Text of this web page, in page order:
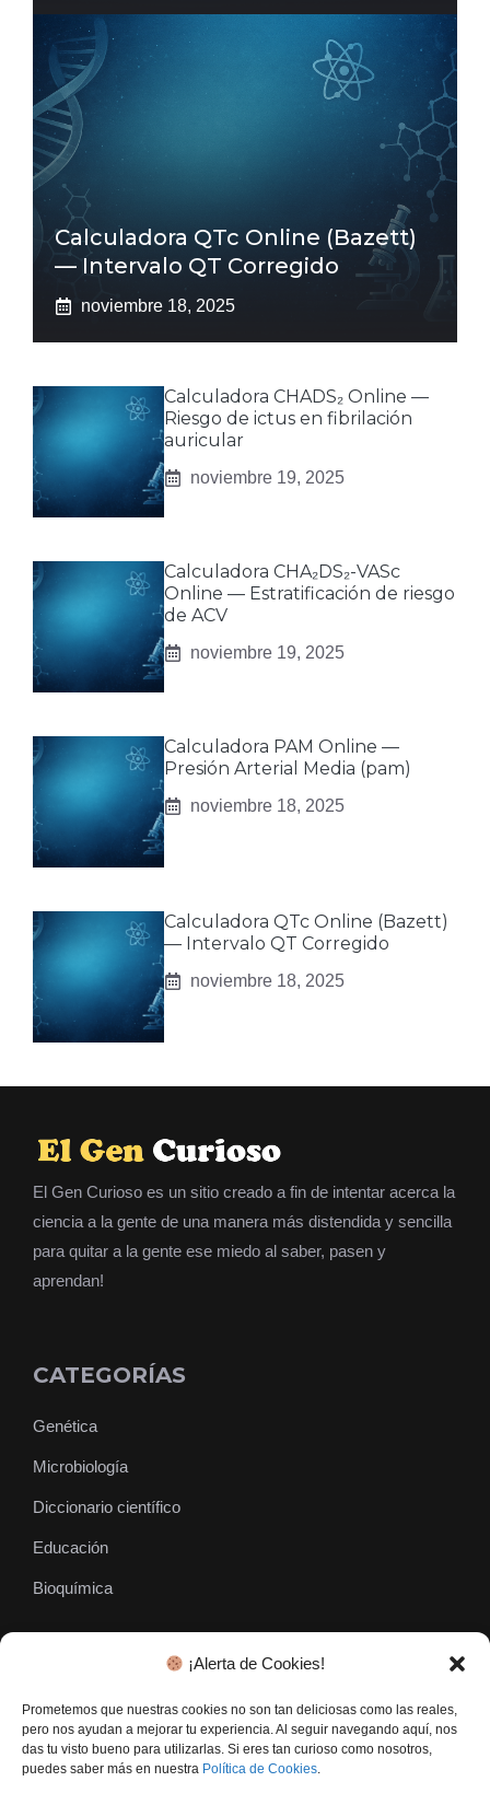
¡Alerta de Cookies!
Prometemos que nuestras cookies no son tan deliciosas como las reales,
pero nos ayudan a mejorar tu experiencia. Al seguir navegando aquí, nos
das tu visto bueno para utilizarlas. Si eres tan curioso como nosotros,
puedes saber más en nuestra Política de Cookies.
Calculadora QTc Online (Bazett)
— Intervalo QT Corregido
noviembre 18, 2025
Calculadora CHADS₂ Online —
Riesgo de ictus en fibrilación
auricular
noviembre 19, 2025
Calculadora CHA₂DS₂-VASc
Online — Estratificación de riesgo
de ACV
noviembre 19, 2025
Calculadora PAM Online —
Presión Arterial Media (pam)
noviembre 18, 2025
Calculadora QTc Online (Bazett)
— Intervalo QT Corregido
noviembre 18, 2025
El Gen Curioso es un sitio creado a fin de intentar acerca la
ciencia a la gente de una manera más distendida y sencilla
para quitar a la gente ese miedo al saber, pasen y
aprendan!
CATEGORÍAS
Genética
Microbiología
Diccionario científico
Educación
Bioquímica